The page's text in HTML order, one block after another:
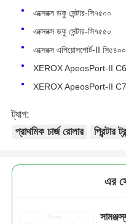
আমাদের সম্পর্কে
এক্সেরক্স ডকু সেন্টার-সি৭৫০০
এক্সেরক্স ডকু সেন্টার-সি৭৫৫০
এক্সেরক্স এপিয়োসপোর্ট-II সি৫৪০০
XEROX ApeosPort-II
XEROX ApeosPort-II
ট্যাগ:
প্রাথমিক চার্জ রোলার
প্রিন্টার
এর